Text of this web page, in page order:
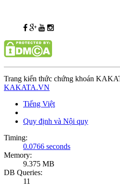
Trang kiến thức chứng khoán
KAKATA.VN
Tiếng Việt
Quy định và Nội quy
Timing:
0.0766 seconds
Memory:
9.375 MB
DB Queries:
11